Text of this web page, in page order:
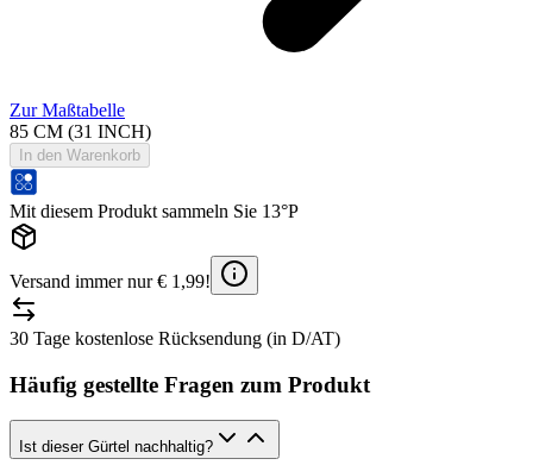
Zur Maßtabelle
85 CM (31 INCH)
In den Warenkorb
Mit diesem Produkt sammeln Sie 13°P
Versand immer nur € 1,99!
30 Tage kostenlose Rücksendung (in D/AT)
Häufig gestellte Fragen zum Produkt
Ist dieser Gürtel nachhaltig?